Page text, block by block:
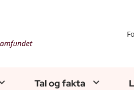
Tal og fakta